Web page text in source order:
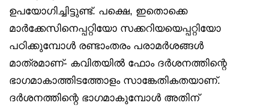
ഉപയോഗിച്ചിട്ടുണ്ട്. പക്ഷെ, ഇതൊക്കെ
മാർക്കേസിനെപ്പറ്റിയോ സക്കറിയയെപ്പറ്റിയോ
പഠിക്കുമ്പോൾ രണ്ടാംതരം പരാമർശങ്ങൾ
മാത്രമാണ്- കവിതയിൽ ഫോം ദർശനത്തിന്റെ
ഭാഗമാകാത്തിടത്തോളം സാങ്കേതികതയാണ്.
ദർശനത്തിന്റെ ഭാഗമാകുമ്പോൾ അതിന്